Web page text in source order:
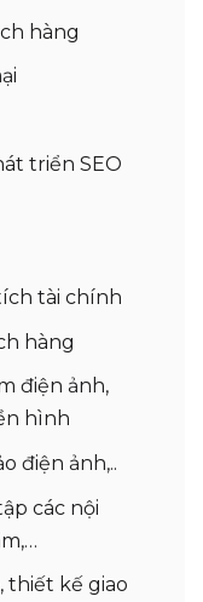
hàng
triển SEO
tài chính
hàng
điện ảnh,
hình
điện ảnh,..
các nội
thiết kế giao